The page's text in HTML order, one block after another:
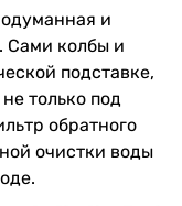
Ecosoft Pure
и
Сами колбы и
подставке,
только под
обратного
очистки воды